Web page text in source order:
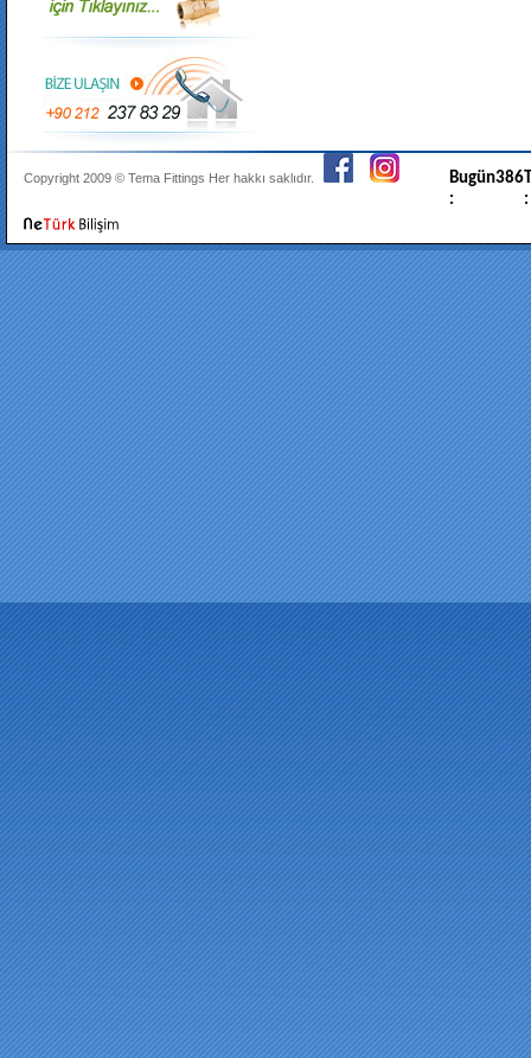
Copyright 2009 © Tema Fittings Her hakkı saklıdır.
Bugün
:
386
: